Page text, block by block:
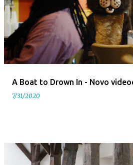
A Boat to Drown In - Novo
7/31/2020